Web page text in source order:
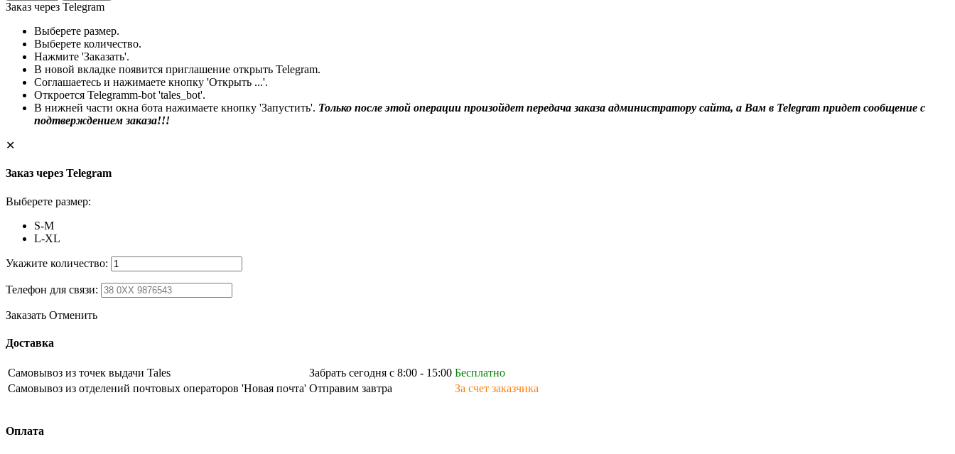
Заказ через Telegram
Выберете размер.
Выберете количество.
Нажмите 'Заказать'.
В новой вкладке появится приглашение открыть Telegram.
Соглашаетесь и нажимаете кнопку 'Открыть ...'.
Откроется Telegramm-bot 'tales_bot'.
В нижней части окна бота нажимаете кнопку 'Запустить'. Только после этой операции произойдет передача заказа администратору сайта, а Вам в Telegram придет сообщение с
подтверждением заказа!!!
✕
Заказ через Telegram
Выберете размер:
S-M
L-XL
Укажите количество:
Телефон для связи:
Заказать Отменить
Доставка
Самовывоз из точек выдачи Tales Забрать сегодня с 8:00 - 15:00 Бесплатно
Самовывоз из отделений почтовых операторов 'Новая почта' Отправим завтра За счет заказчика
Оплата